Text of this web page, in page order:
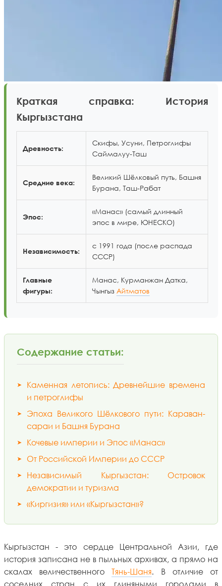
Краткая справка: История
Кыргызстана
Древность:
Скифы, Усуни, Петроглифы
Саймалуу-Таш
Средние века:
Великий Шёлковый путь, Башня
Бурана, Таш-Рабат
Эпос:
«Манас» (самый длинный
эпос в мире, ЮНЕСКО)
Независимость:
с 1991 года (после распада
СССР)
Главные
фигуры:
Манас, Курманжан Датка,
Чынгыз Айтматов
Содержание статьи:
Каменная летопись: Древнейшие времена
и петроглифы
Эпоха Великого Шёлкового пути: Караван-
сараи и Башня Бурана
Кочевые империи и Эпос «Манас»
От Российской Империи до СССР
Независимый Кыргызстан: Островок
демократии и туризма
«Киргизия» или «Кыргызстан»?
Кыргызстан - это сердце Центральной Азии, где
история записана не в пыльных архивах, а прямо на
скалах величественногоТянь-Шаня. В отличие от